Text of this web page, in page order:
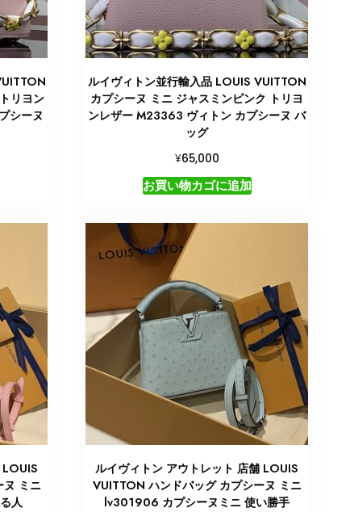
リヨン
シーヌ
ルイヴィトン並行輸入品 LOUIS VUITTON
カプシーヌ ミニ ジャスミンピンク トリヨ
ンレザー M23363 ヴィトン カプシーヌ バ
ッグ
¥65,000
お買い物カゴに追加
ミニ
人
ルイヴィトン アウトレット 店舗 LOUIS
VUITTON ハンドバッグ カプシーヌ ミニ
lv301906 カプシーヌミニ 使い勝手